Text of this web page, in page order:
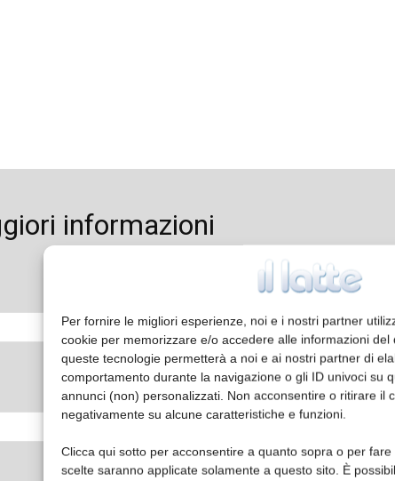
Per fornire le migliori esperienze, noi e i nostri partner
cookie per memorizzare e/o accedere alle informazioni del
queste tecnologie permetterà a noi e ai nostri partner di
comportamento durante la navigazione o gli ID univoci su
annunci (non) personalizzati. Non acconsentire o ritirare il
negativamente su alcune caratteristiche e funzioni.
Clicca qui sotto per acconsentire a quanto sopra o per
scelte saranno applicate solamente a questo sito. È
informazioni